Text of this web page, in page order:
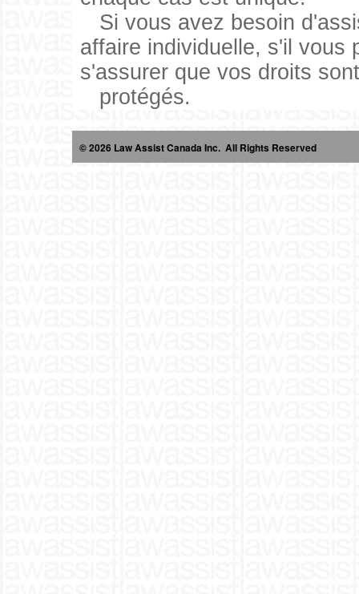
Si vous avez besoin
affaire individuelle, s'il vous
s'assurer que vos droits
protégés.
© 2026 Law Assist Canada Inc. All Rights Reserved